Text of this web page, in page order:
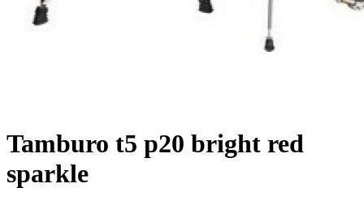
Tamburo t5 p20 bright red
sparkle